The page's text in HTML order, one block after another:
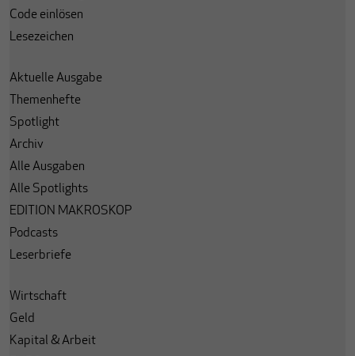
Code einlösen
Lesezeichen
Aktuelle Ausgabe
Themenhefte
Spotlight
Archiv
Alle Ausgaben
Alle Spotlights
EDITION MAKROSKOP
Podcasts
Leserbriefe
Wirtschaft
Geld
Kapital & Arbeit